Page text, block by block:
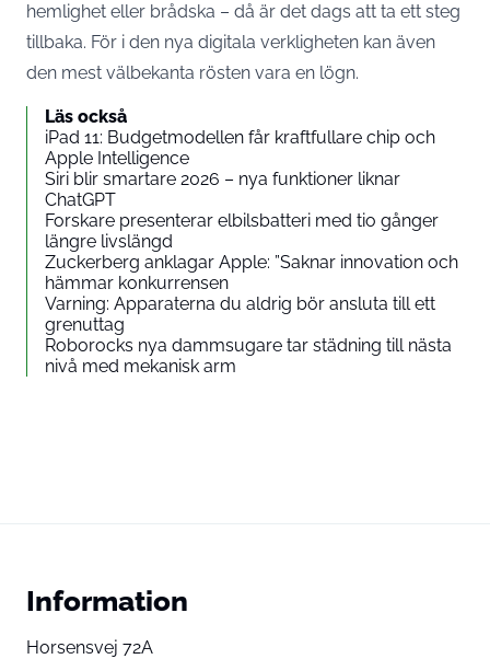
hemlighet eller brådska – då är det dags att ta ett steg
tillbaka. För i den nya digitala verkligheten kan även
den mest välbekanta rösten vara en lögn.
Läs också
iPad 11: Budgetmodellen får kraftfullare chip och
Apple Intelligence
Siri blir smartare 2026 – nya funktioner liknar
ChatGPT
Forskare presenterar elbilsbatteri med tio gånger
längre livslängd
Zuckerberg anklagar Apple: ”Saknar innovation och
hämmar konkurrensen
Varning: Apparaterna du aldrig bör ansluta till ett
grenuttag
Roborocks nya dammsugare tar städning till nästa
nivå med mekanisk arm
Information
Horsensvej 72A